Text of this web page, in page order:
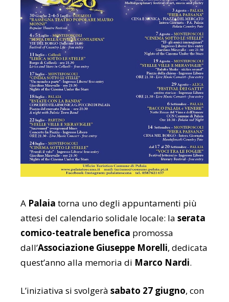
A Palaia torna uno degli appuntamenti più
attesi del calendario solidale locale: la serata
comico-teatrale benefica promossa
dall’Associazione Giuseppe Morelli, dedicata
quest’anno alla memoria di Marco Nardi.
L’iniziativa si svolgerà sabato 27 giugno, con